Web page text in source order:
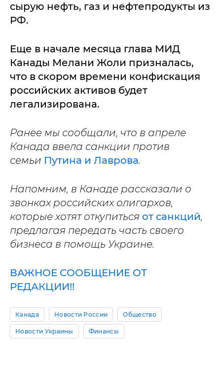
сырую нефть, газ и нефтепродукты из
РФ.
Еще в начале месяца глава МИД
Канады Мелани Жоли призналась,
что в скором времени конфискация
российских активов будет
легализирована.
Ранее мы сообщали, что в апреле
Канада ввела санкции против
семьи Путина и Лаврова.
Напомним, в Канаде рассказали о
звонках российских олигархов,
которые хотят откупиться от санкций,
предлагая передать часть своего
бизнеса в помощь Украине.
ВАЖНОЕ СООБЩЕНИЕ ОТ
РЕДАКЦИИ!!
Канада Новости России Общество
Новости Украины Финансы